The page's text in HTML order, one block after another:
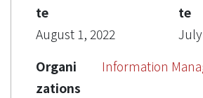
te
August 1, 2022
te
July
Organi
zations
Information